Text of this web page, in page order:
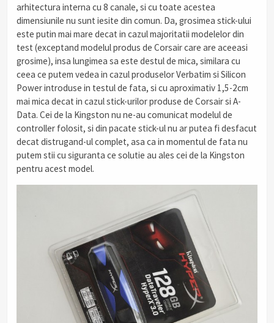
arhitectura interna cu 8 canale, si cu toate acestea
dimensiunile nu sunt iesite din comun. Da, grosimea stick-ului
este putin mai mare decat in cazul majoritatii modelelor din
test (exceptand modelul produs de Corsair care are aceeasi
grosime), insa lungimea sa este destul de mica, similara cu
ceea ce putem vedea in cazul produselor Verbatim si Silicon
Power introduse in testul de fata, si cu aproximativ 1,5-2cm
mai mica decat in cazul stick-urilor produse de Corsair si A-
Data. Cei de la Kingston nu ne-au comunicat modelul de
controller folosit, si din pacate stick-ul nu ar putea fi desfacut
decat distrugand-ul complet, asa ca in momentul de fata nu
putem stii cu siguranta ce solutie au ales cei de la Kingston
pentru acest model.